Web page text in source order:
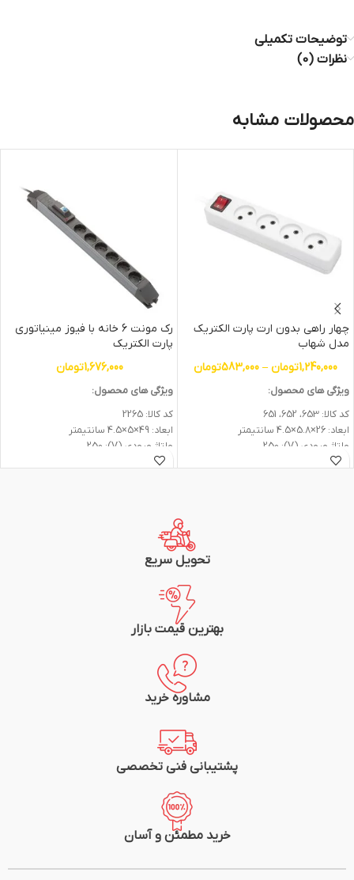
توضیحات تکمیلی
نظرات (0)
محصولات مشابه
چهار راهی بدون ارت پارت الکتریک
مدل شهاب
1,240,000تومان –
583,000تومان
ویژگی های محصول:
کد کالا: 653، 652، 651
ابعاد: 26×5.8×4.5 سانتیمتر
ولتاژ ورودی (V): 250
جریان (A): 16
استاندارد ملی ایران، گواهی استاندارد اروپا
رک مونت 6 خانه با فیوز مینیاتوری
پارت الکتریک
1,676,000تومان
ویژگی های محصول:
کد کالا: 2265
ابعاد: 49×5×4.5 سانتیمتر
ولتاژ ورودی (V): 250
جریان (A): 16
رنگ بدنه: سفید
دکمه روشن و خاموش: دارد
طول کابل (متر): 1.8 متر
نوع کابل: 1*3
استاندارد ملی ایران، گواهی استاندارد اروپا
تحویل سریع
بهترین قیمت بازار
مشاوره خرید
پشتیبانی فنی تخصصی
خرید مطمئن و آسان